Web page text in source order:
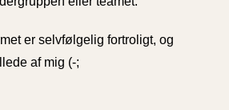
er selvfølgelig fortroligt, og
af mig (-;